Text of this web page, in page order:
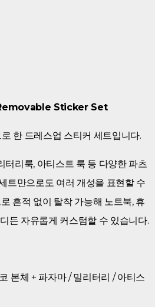
Sticker Set
한 드레스업 스티커 세트입니다.
터리룩, 아티스트 룩 등 다양한 파츠
트만으로도 여러 개성을 표현할 수
흔적 없이 탈착 가능해 노트북, 휴
든 자유롭게 커스텀할 수 있습니다.
본체 + 파자마 / 밀리터리 / 아티스